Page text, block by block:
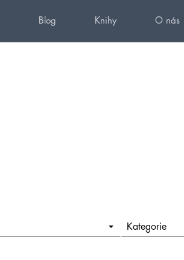
Blog Knihy O nás
Kategorie